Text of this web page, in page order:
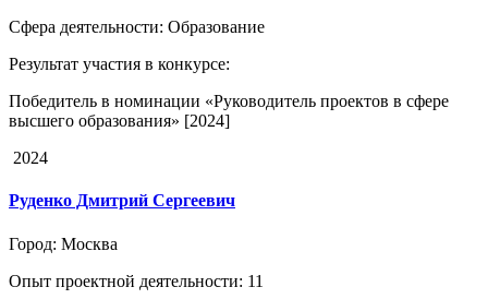
Сфера деятельности: Образование
Результат участия в конкурсе:
Победитель в номинации «Руководитель проектов в сфере
высшего образования» [2024]
2024
Руденко Дмитрий Сергеевич
Город: Москва
Опыт проектной деятельности: 11